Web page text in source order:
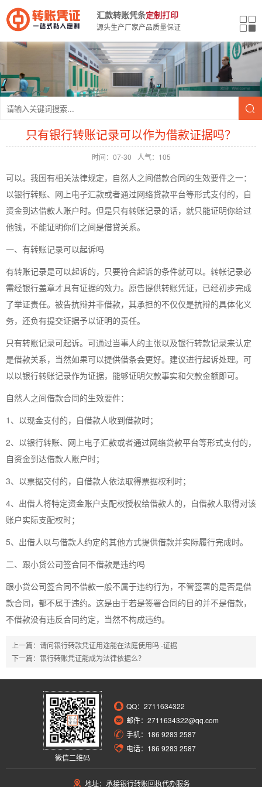
汇款转账凭条定制打印
源头生产厂家产品质量保证
只有银行转账记录可以作为借款证据吗？
时间：07-30 人气：105
可以。我国有相关法律规定，自然人之间借款合同的生效要件之一：
以银行转账、网上电子汇款或者通过网络贷款平台等形式支付的，自
资金到达借款人账户时。但是只有转账记录的话，就只能证明你给过
他钱，不能证明你们之间是借贷关系。
一、有转账记录可以起诉吗
有转账记录是可以起诉的，只要符合起诉的条件就可以。转帐记录必
需经银行盖章才具有证据的效力。原告提供转账凭证，已经初步完成
了举证责任。被告抗辩并非借款，其承担的不仅仅是抗辩的具体化义
务，还负有提交证据予以证明的责任。
只有转账记录可起诉。可通过当事人的主张以及银行转款记录来认定
是借款关系，当然如果可以提供借条会更好。建议进行起诉处理。可
以以银行转账记录作为证据，能够证明欠款事实和欠款金额即可。
自然人之间借款合同的生效要件：
1、以现金支付的，自借款人收到借款时；
2、以银行转账、网上电子汇款或者通过网络贷款平台等形式支付的，
自资金到达借款人账户时；
3、以票据交付的，自借款人依法取得票据权利时；
4、出借人将特定资金账户支配权授权给借款人的，自借款人取得对该
账户实际支配权时；
5、出借人以与借款人约定的其他方式提供借款并实际履行完成时。
二、跟小贷公司签合同不借款是违约吗
跟小贷公司签合同不借款一般不属于违约行为，不管签署的是否是借
款合同，都不属于违约。这是由于若是签署合同的目的并不是借款，
不借款没有违反合同约定，当然不构成违约。
上一篇： 请问银行转款凭证用途能在法庭使用吗 -证据
下一篇： 银行转账凭证能成为法律依据么？
微信二维码
QQ：2711634322
邮件：2711634322@qq.com
手机：186 9283 2587
电话：186 9283 2587
地址：承接银行转账回执代办服务